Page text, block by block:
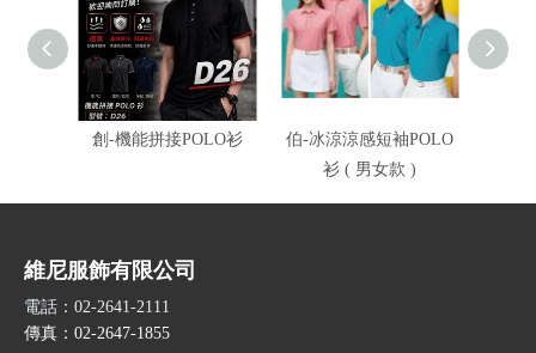
創-機能拼接POLO衫
伯-冰涼涼感短袖POLO
衫 ( 男女款 )
維尼服飾有限公司
電話：02-2641-2111
傳真：02-2647-1855